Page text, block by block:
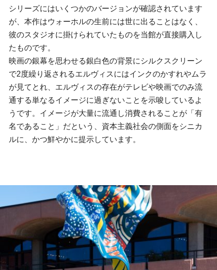
シリーズにはいくつかのバージョンが確認されています
が、本作はウォーホルの生前には世に出ることはなく、
彼のスタジオに掛けられていたものを当館が直接購入し
たものです。
映画の銀幕を思わせる銀白色の背景にシルクスクリーン
で2度繰り返されるエルヴィスにはインクのかすれやムラ
が見てとれ、エルヴィスの存在がテレビや映画でのみ流
通する単なるイメージに過ぎないことを示唆しているよ
うです。イメージが大量に流通し消費されることが「有
名であること」だという、資本主義社会の側面をシニカ
ルに、かつ鮮やかに提示しています。